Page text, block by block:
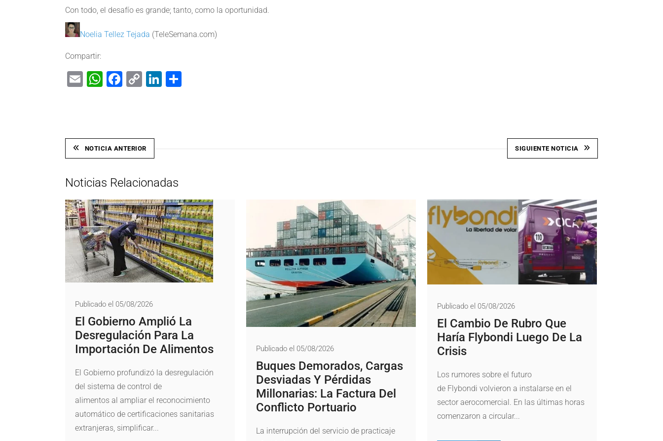
Con todo, el desafío es grande; tanto, como la oportunidad.
Noelia Tellez Tejada (TeleSemana.com)
Compartir:
EmailWhatsApp
Facebook
CopyLinkedIn
NOTICIA ANTERIOR SIGUIENTE NOTICIA
Noticias Relacionadas
Publicado el 05/08/2026
El Gobierno Amplió La
Desregulación Para La
Importación De Alimentos
El Gobierno profundizó la desregulación
del sistema de control de
alimentos al ampliar el reconocimiento
automático de certificaciones sanitarias
extranjeras, simplificar...
Publicado el 05/08/2026
Buques Demorados, Cargas
Desviadas Y Pérdidas
Millonarias: La Factura Del
Conflicto Portuario
La interrupción del servicio de practicaje
Publicado el 05/08/2026
El Cambio De Rubro Que
Haría Flybondi Luego De La
Crisis
Los rumores sobre el futuro
de Flybondi volvieron a instalarse en el
sector aerocomercial. En las últimas horas
comenzaron a circular...